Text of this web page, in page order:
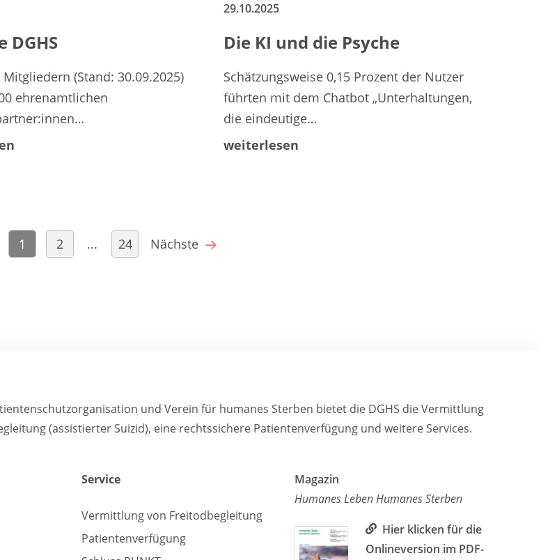
DGHS
(Stand: 30.09.2025)
ehrenamtlichen
29.10.2025
Die KI und die Psyche
Schätzungsweise 0,15 Prozent der Nutzer
führten mit dem Chatbot „Unterhaltungen,
die eindeutige…
weiterlesen
1 2 ... 24 Nächste
und Verein für humanes Sterben bietet die DGHS die Vermittlung
(assistierter Suizid), eine rechtssichere Patientenverfügung und weitere Services.
Service
Vermittlung von Freitodbegleitung
Patientenverfügung
Magazin
Humanes Leben Humanes Sterben
Hier klicken für die
Onlineversion im PDF-